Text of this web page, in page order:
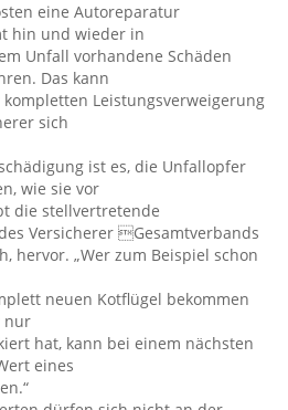
eine Autoreparatur
hin und wieder in
Unfall vorhandene Schäden
Das kann
Leistungsverweigerung
sich
ist es, die Unfallopfer
wie sie vor
die stellvertretende
Versicherer Gesamtverbands
hervor. „Wer zum Beispiel schon
neuen Kotflügel bekommen
nur
hat, kann bei einem nächsten
eines